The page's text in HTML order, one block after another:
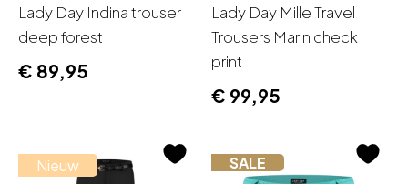
Lady Day Indina trouser
deep forest
€ 89,95
Lady Day Mille Travel
Trousers Marin check
print
€ 99,95
Nieuw SALE